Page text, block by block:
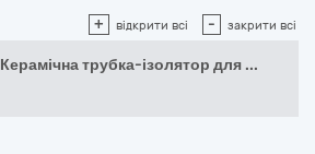
+ відкрити всі - закрити всі
Керамічна трубка-ізолятор для ...